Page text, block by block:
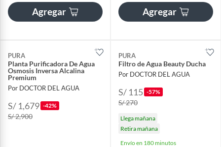
Agregar Agregar
PURA
Planta Purificadora De Agua
Osmosis Inversa Alcalina
Premium
Por DOCTOR DEL AGUA
S/ 1,679 -42%
S/ 2,900
PURA
Filtro de Agua Beauty Ducha
Por DOCTOR DEL AGUA
S/ 115 -57%
S/ 270
Llega mañana
Retira mañana
Envío en 180 minutos